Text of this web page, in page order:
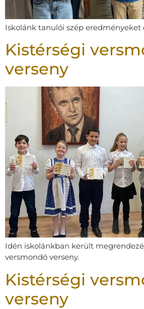
Iskolánk tanulói szép eredményeket
Kistérségi
verseny
Idén iskolánkban került
versmondó verseny.
Kistérségi
verseny